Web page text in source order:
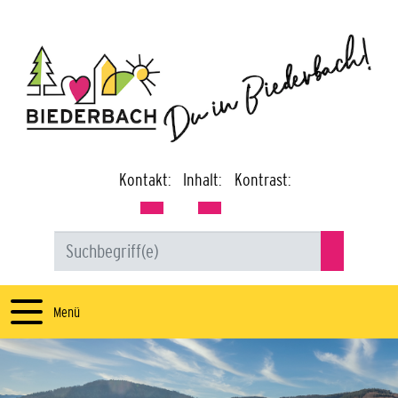
Kontakt: Inhalt: Kontrast:
Menü